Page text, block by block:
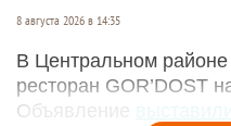
8 августа 2026 в 14:35
В Центральном
ресторан GOR’DOST
Объявление